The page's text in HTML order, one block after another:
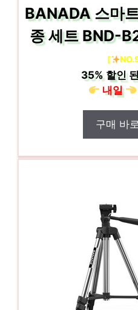
BANADA 스마
종 세트 BND-
[
35%할인
내일
구매 바